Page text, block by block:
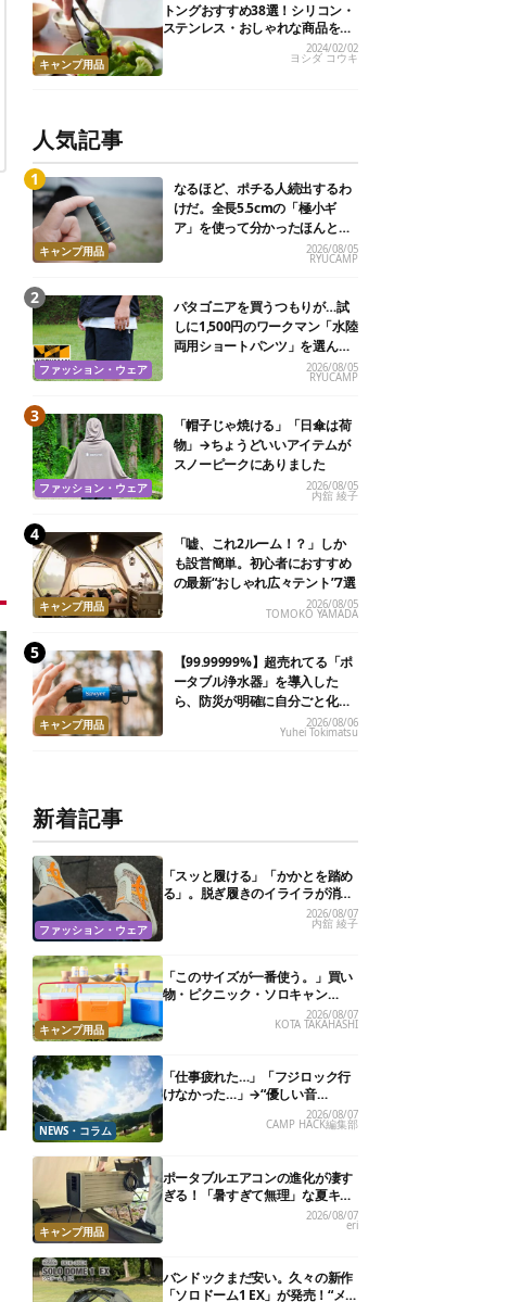
キャンプ用品
トングおすすめ38選！シリコン・
ステンレス・おしゃれな商品を紹
介
2024/02/02
ヨシダ コウキ
人気記事
キャンプ用品
なるほど、ポチる人続出するわ
けだ。全長5.5cmの「極小ギ
ア」を使って分かったほんとの
2026/08/05
RYUCAMP
ファッション・ウェア
パタゴニアを買うつもりが…試
しに1,500円のワークマン「水陸
両用ショートパンツ」を選んだ
2026/08/05
RYUCAMP
ファッション・ウェア
「帽子じゃ焼ける」「日傘は荷
物」→ちょうどいいアイテムが
スノーピークにありました
2026/08/05
内舘 綾子
キャンプ用品
「嘘、これ2ルーム！？」しか
も設営簡単。初心者におすすめ
の最新“おしゃれ広々テント”7選
2026/08/05
TOMOKO YAMADA
キャンプ用品
【99.99999%】超売れてる「ポ
ータブル浄水器」を導入した
ら、防災が明確に自分ごと化し
2026/08/06
Yuhei Tokimatsu
新着記事
ファッション・ウェア
「スッと履ける」「かかとを踏め
る」。脱ぎ履きのイライラが消え
る快適“スニーカーサンダル”6選
2026/08/07
内舘 綾子
キャンプ用品
「このサイズが一番使う。」買い
物・ピクニック・ソロキャン
に“ちょうどいい”小型クーラーボ
ックス13選
2026/08/07
KOTA TAKAHASHI
NEWS・コラム
「仕事疲れた…」「フジロック行
けなかった…」→“優しい音
楽”と“大きな自然”で治癒。まだ間
に合います。
2026/08/07
CAMP HACK編集部
キャンプ用品
ポータブルエアコンの進化が凄す
ぎる！「暑すぎて無理」な夏キャ
ンプを激変させる最新5選2026/08/07
eri
バンドックまだ安い。久々の新作
「ソロドーム1 EX」が発売！“メ